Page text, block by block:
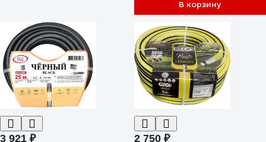
В корзину
3 921 ₽ 2 750 ₽